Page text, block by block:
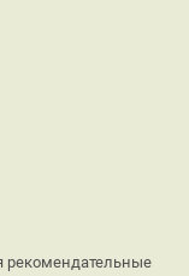
рекомендательные